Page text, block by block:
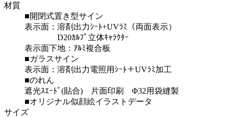
材質
■開閉式置き型サイン
表示面：溶剤出力ｼｰﾄ+UVﾗﾐ（両面表示）
D20ｶﾙﾌﾟ立体ｷｬﾗｸﾀｰ
表示面下地：ｱﾙﾐ複合板
■ガラスサイン
表示面：溶剤出力電照用ｼｰﾄ＋UVﾗﾐ加工
■のれん
遮光ｽｴｰﾄﾞ(貼合) 片面印刷 Φ32用袋縫製
■オリジナル似顔絵イラストデータ
サイズ